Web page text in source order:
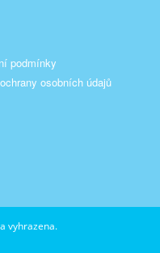
podmínky
osobních údajů
vyhrazena.